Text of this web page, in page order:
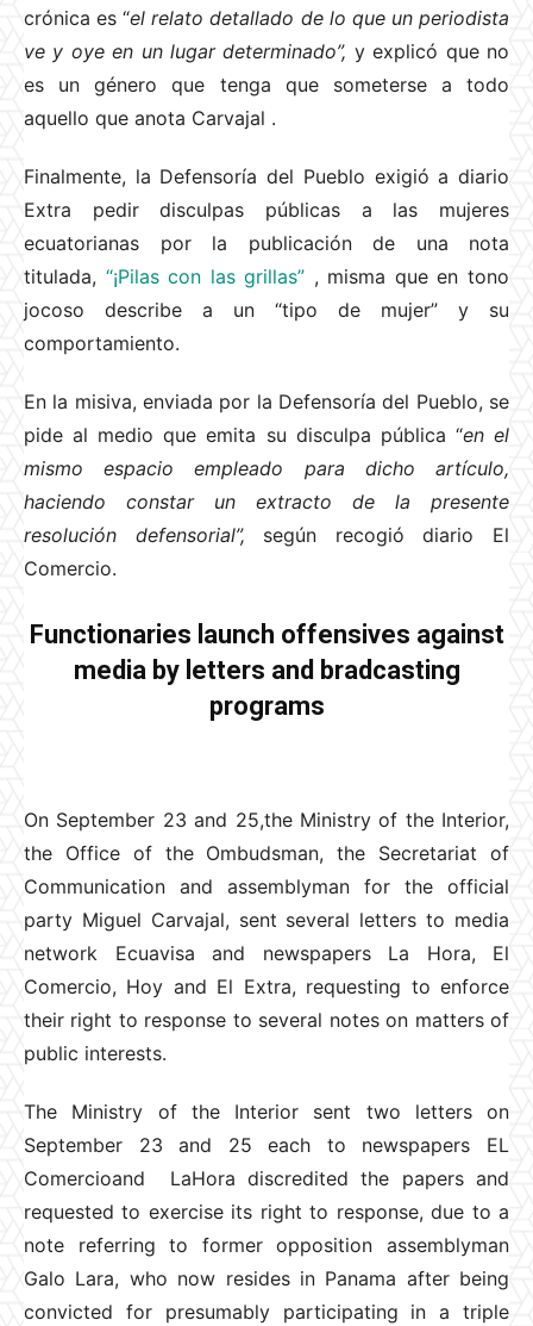
crónica es “el relato detallado de lo que un periodista
ve y oye en un lugar determinado”, y explicó que no
es un género que tenga que someterse a todo
aquello que anota Carvajal .
Finalmente, la Defensoría del Pueblo exigió a diario
Extra pedir disculpas públicas a las mujeres
ecuatorianas por la publicación de una nota
titulada, “¡Pilas con las grillas” , misma que en tono
jocoso describe a un “tipo de mujer” y su
comportamiento.
En la misiva, enviada por la Defensoría del Pueblo, se
pide al medio que emita su disculpa pública “en el
mismo espacio empleado para dicho artículo,
haciendo constar un extracto de la presente
resolución defensorial”,
según recogió diario El
Comercio.
Functionaries launch offensives against
media by letters and bradcasting
programs
On September 23 and 25,the Ministry of the Interior,
the Office of the Ombudsman, the Secretariat of
Communication and assemblyman for the official
party Miguel Carvajal, sent several letters to media
network Ecuavisa and newspapers La Hora, El
Comercio, Hoy and El Extra, requesting to enforce
their right to response to several notes on matters of
public interests.
The Ministry of the Interior sent two letters on
September 23 and 25 each to newspapers EL
Comercioand LaHora discredited the papers and
requested to exercise its right to response, due to a
note referring to former opposition assemblyman
Galo Lara, who now resides in Panama after being
convicted for presumably participating in a triple